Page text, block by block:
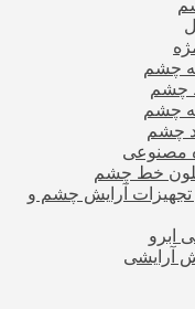
چشم
چشم
چشم
چشم
مصنوعی
خط چشم
آرایش چشم و
ابرو
آرایشی